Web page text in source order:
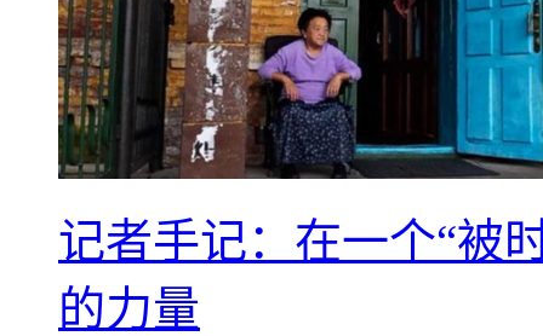
记者手记：在一个“被
的力量